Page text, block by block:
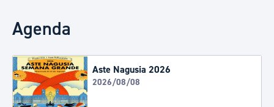
Agenda
Aste Nagusia 2026
2026/08/08